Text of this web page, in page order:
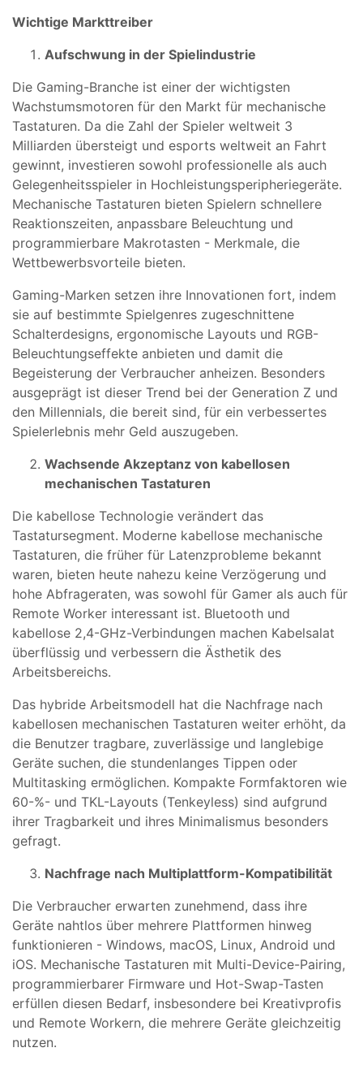
Wichtige Markttreiber
Aufschwung in der Spielindustrie
Die Gaming-Branche ist einer der wichtigsten
Wachstumsmotoren für den Markt für mechanische
Tastaturen. Da die Zahl der Spieler weltweit 3
Milliarden übersteigt und esports weltweit an Fahrt
gewinnt, investieren sowohl professionelle als auch
Gelegenheitsspieler in Hochleistungsperipheriegeräte.
Mechanische Tastaturen bieten Spielern schnellere
Reaktionszeiten, anpassbare Beleuchtung und
programmierbare Makrotasten - Merkmale, die
Wettbewerbsvorteile bieten.
Gaming-Marken setzen ihre Innovationen fort, indem
sie auf bestimmte Spielgenres zugeschnittene
Schalterdesigns, ergonomische Layouts und RGB-
Beleuchtungseffekte anbieten und damit die
Begeisterung der Verbraucher anheizen. Besonders
ausgeprägt ist dieser Trend bei der Generation Z und
den Millennials, die bereit sind, für ein verbessertes
Spielerlebnis mehr Geld auszugeben.
Wachsende Akzeptanz von kabellosen
mechanischen Tastaturen
Die kabellose Technologie verändert das
Tastatursegment. Moderne kabellose mechanische
Tastaturen, die früher für Latenzprobleme bekannt
waren, bieten heute nahezu keine Verzögerung und
hohe Abfrageraten, was sowohl für Gamer als auch für
Remote Worker interessant ist. Bluetooth und
kabellose 2,4-GHz-Verbindungen machen Kabelsalat
überflüssig und verbessern die Ästhetik des
Arbeitsbereichs.
Das hybride Arbeitsmodell hat die Nachfrage nach
kabellosen mechanischen Tastaturen weiter erhöht, da
die Benutzer tragbare, zuverlässige und langlebige
Geräte suchen, die stundenlanges Tippen oder
Multitasking ermöglichen. Kompakte Formfaktoren wie
60-%- und TKL-Layouts (Tenkeyless) sind aufgrund
ihrer Tragbarkeit und ihres Minimalismus besonders
gefragt.
Nachfrage nach Multiplattform-Kompatibilität
Die Verbraucher erwarten zunehmend, dass ihre
Geräte nahtlos über mehrere Plattformen hinweg
funktionieren - Windows, macOS, Linux, Android und
iOS. Mechanische Tastaturen mit Multi-Device-Pairing,
programmierbarer Firmware und Hot-Swap-Tasten
erfüllen diesen Bedarf, insbesondere bei Kreativprofis
und Remote Workern, die mehrere Geräte gleichzeitig
nutzen.